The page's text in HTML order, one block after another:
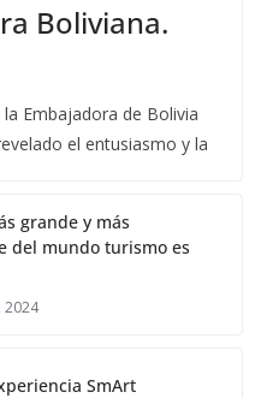
Boliviana.
Embajadora de Bolivia
el entusiasmo y la
grande y más
del mundo turismo es
2024
SmArt